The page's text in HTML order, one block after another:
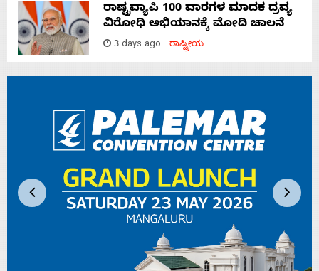
ರಾಷ್ಟ್ರವ್ಯಾಪಿ 100 ವಾರಗಳ ಮಾದಕ ದ್ರವ್ಯ
ವಿರೋಧಿ ಅಭಿಯಾನಕ್ಕೆ ಮೋದಿ ಚಾಲನೆ
3 days ago ರಾಷ್ಟ್ರೀಯ